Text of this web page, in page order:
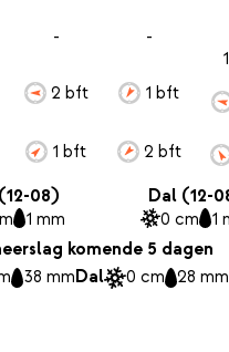
-
2 bft
1 bft
-
1 bft
2 bft
08)
1 mm
Dal (12-
0 cm 1
komende 5 dagen
38 mmDal 0 cm 28 mm